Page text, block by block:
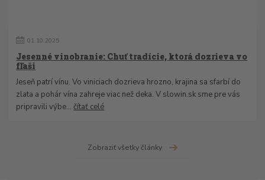
01. 10.2025
Jesenné vinobranie: Chuť tradície, ktorá dozrieva vo
fľaši
Jeseň patrí vínu. Vo viniciach dozrieva hrozno, krajina sa sfarbí do
zlata a pohár vína zahreje viac než deka. V slowin.sk sme pre vás
pripravili výbe...čítať celé
Zobraziť všetky články